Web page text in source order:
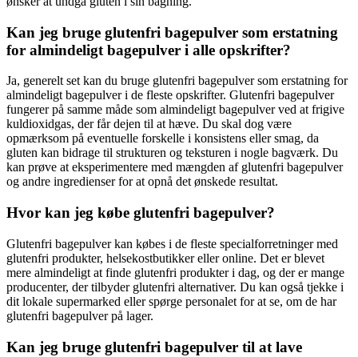
Kan jeg bruge glutenfri bagepulver som erstatning
for almindeligt bagepulver i alle opskrifter?
Ja, generelt set kan du bruge glutenfri bagepulver som erstatning for
almindeligt bagepulver i de fleste opskrifter. Glutenfri bagepulver
fungerer på samme måde som almindeligt bagepulver ved at frigive
kuldioxidgas, der får dejen til at hæve. Du skal dog være
opmærksom på eventuelle forskelle i konsistens eller smag, da
gluten kan bidrage til strukturen og teksturen i nogle bagværk. Du
kan prøve at eksperimentere med mængden af glutenfri bagepulver
og andre ingredienser for at opnå det ønskede resultat.
Hvor kan jeg købe glutenfri bagepulver?
Glutenfri bagepulver kan købes i de fleste specialforretninger med
glutenfri produkter, helsekostbutikker eller online. Det er blevet
mere almindeligt at finde glutenfri produkter i dag, og der er mange
producenter, der tilbyder glutenfri alternativer. Du kan også tjekke i
dit lokale supermarked eller spørge personalet for at se, om de har
glutenfri bagepulver på lager.
Kan jeg bruge glutenfri bagepulver til at lave